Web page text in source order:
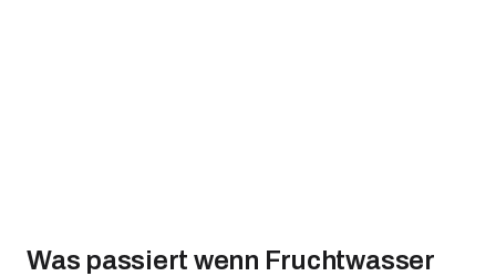
Was passiert wenn Fruchtwasser